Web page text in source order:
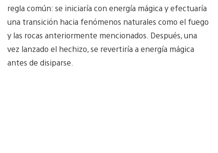
regla común: se iniciaría con energía mágica y efectuaría
una transición hacia fenómenos naturales como el fuego
y las rocas anteriormente mencionados. Después, una
vez lanzado el hechizo, se revertiría a energía mágica
antes de disiparse.